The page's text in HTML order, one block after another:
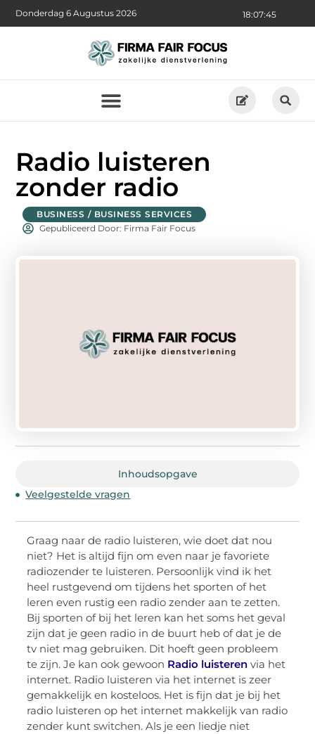
18:07:46
Donderdag 6 Augustus 2026
Radio luisteren
zonder radio
BUSINESS / BUSINESS SERVICES
Gepubliceerd Door: Firma Fair Focus
Inhoudsopgave
Veelgestelde vragen
Graag naar de radio luisteren, wie doet dat nou
niet? Het is altijd fijn om even naar je favoriete
radiozender te luisteren. Persoonlijk vind ik het
heel rustgevend om tijdens het sporten of het
leren even rustig een radio zender aan te zetten.
Bij sporten of bij het leren kan het soms het geval
zijn dat je geen radio in de buurt heb of dat je de
tv niet mag gebruiken. Dit hoeft geen probleem
te zijn. Je kan ook gewoon Radio luisteren via het
internet. Radio luisteren via het internet is zeer
gemakkelijk en kosteloos. Het is fijn dat je bij het
radio luisteren op het internet makkelijk van radio
zender kunt switchen. Als je een liedje niet